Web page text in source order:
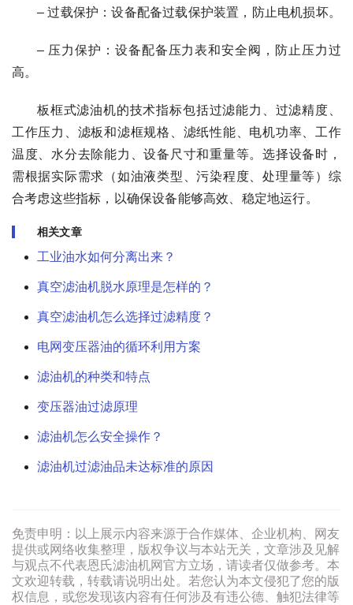
– 过载保护：设备配备过载保护装置，防止电机损坏。
– 压力保护：设备配备压力表和安全阀，防止压力过
高。
板框式滤油机的技术指标包括过滤能力、过滤精度、
工作压力、滤板和滤框规格、滤纸性能、电机功率、工作
温度、水分去除能力、设备尺寸和重量等。选择设备时，
需根据实际需求（如油液类型、污染程度、处理量等）综
合考虑这些指标，以确保设备能够高效、稳定地运行。
相关文章
工业油水如何分离出来？
真空滤油机脱水原理是怎样的？
真空滤油机怎么选择过滤精度？
电网变压器油的循环利用方案
滤油机的种类和特点
变压器油过滤原理
滤油机怎么安全操作？
滤油机过滤油品未达标准的原因
免责申明：以上展示内容来源于合作媒体、企业机构、网友
提供或网络收集整理，版权争议与本站无关，文章涉及见解
与观点不代表恩氏滤油机网官方立场，请读者仅做参考。本
文欢迎转载，转载请说明出处。若您认为本文侵犯了您的版
权信息，或您发现该内容有任何涉及有违公德、触犯法律等